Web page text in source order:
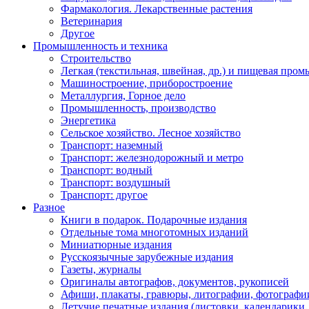
Фармакология. Лекарственные растения
Ветеринария
Другое
Промышленность и техника
Строительство
Легкая (текстильная, швейная, др.) и пищевая
Машиностроение, приборостроение
Металлургия, Горное дело
Промышленность, производство
Энергетика
Сельское хозяйство. Лесное хозяйство
Транспорт: наземный
Транспорт: железнодорожный и метро
Транспорт: водный
Транспорт: воздушный
Транспорт: другое
Разное
Книги в подарок. Подарочные издания
Отдельные тома многотомных изданий
Миниатюрные издания
Русскоязычные зарубежные издания
Газеты, журналы
Оригиналы автографов, документов, рукописей
Афиши, плакаты, гравюры, литографии,
Летучие печатные издания (листовки,